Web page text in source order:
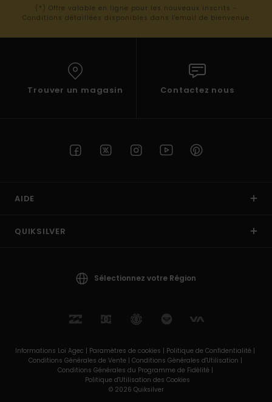
(*) Offre valable en ligne pour les nouveaux inscrits -
Conditions détaillées disponibles dans l'email de bienvenue
Trouver un magasin Contactez nous
AIDE
QUIKSILVER
Sélectionnez votre Région
Informations Loi Agec | Paramètres de cookies | Politique de Confidentialité |
Conditions Générales de Vente | Conditions Générales d'Utilisation |
Conditions Générales du Programme de Fidélité |
Politique d'Utilisation des Cookies
© 2026 Quiksilver